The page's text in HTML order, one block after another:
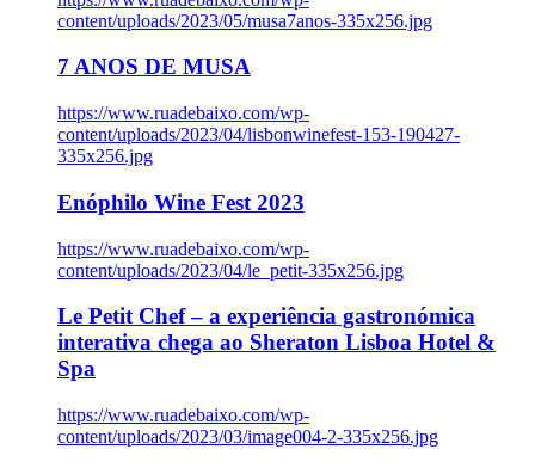
content/uploads/2023/05/musa7anos-335x256.jpg
7 ANOS DE MUSA
https://www.ruadebaixo.com/wp-
content/uploads/2023/04/lisbonwinefest-153-190427-
335x256.jpg
Enóphilo Wine Fest 2023
https://www.ruadebaixo.com/wp-
content/uploads/2023/04/le_petit-335x256.jpg
Le Petit Chef – a experiência gastronómica
interativa chega ao Sheraton Lisboa Hotel &
Spa
https://www.ruadebaixo.com/wp-
content/uploads/2023/03/image004-2-335x256.jpg